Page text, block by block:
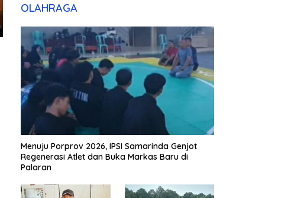
OLAHRAGA
Menuju Porprov 2026, IPSI Samarinda Genjot
Regenerasi Atlet dan Buka Markas Baru di
Palaran